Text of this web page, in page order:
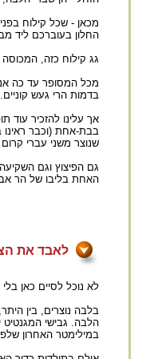
מכאן - שכל קילוח
החלון בעוברכם ליד
גג קילוח כזה,
מכל המסופר עד כה
בדמות הרי געש קוניים.
אך עלינו להזכיר
בבת-אחת (וכבר ראינו
שנוצר משני עברי
גם הפיצוץ וגם
האחת בליבו של הר
לאבד את
לא נוכל לסיים כאן
בלבה נוצרים, בין
הלבה. גבישי
במילימטר האחרון